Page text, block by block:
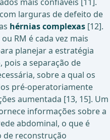
larguras de defeito de
hérnias complexas [12].
RM é cada vez mais
planejar a estratégia
pois a separação de
sobre a qual os
pré-operatoriamente
aumentada [13, 15]. Um
informações sobre a
abdominal, o que é
de reconstrução